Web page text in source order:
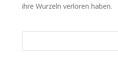
ihre Wurzeln verloren haben.